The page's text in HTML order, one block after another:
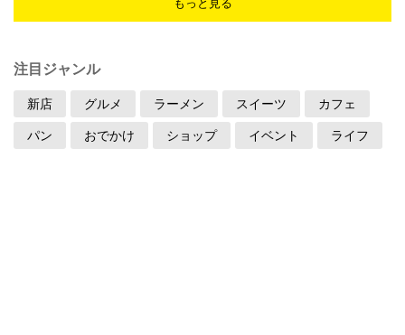
もっと見る
注目ジャンル
新店 グルメ ラーメン スイーツ カフェ
パン おでかけ ショップ イベント ライフ